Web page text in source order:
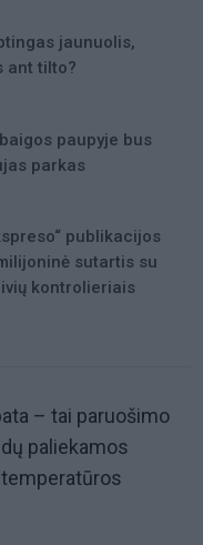
jaunuolis,
ant tilto?
paupyje bus
parkas
publikacijos
sutartis su
kontrolieriais
– tai paruošimo
paliekamos